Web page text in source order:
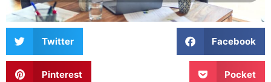
Twitter Facebook
Pinterest Pocket